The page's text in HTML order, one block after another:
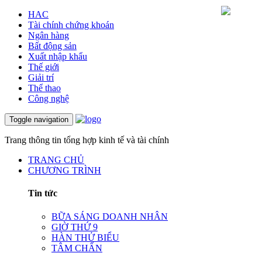
HAC
Tài chính chứng khoán
Ngân hàng
Bất động sản
Xuất nhập khẩu
Thế giới
Giải trí
Thể thao
Công nghệ
Toggle navigation
Trang thông tin tổng hợp kinh tế và tài chính
TRANG CHỦ
CHƯƠNG TRÌNH
Tin tức
BỮA SÁNG DOANH NHÂN
GIỜ THỨ 9
HÀN THỬ BIỂU
TÂM CHẤN